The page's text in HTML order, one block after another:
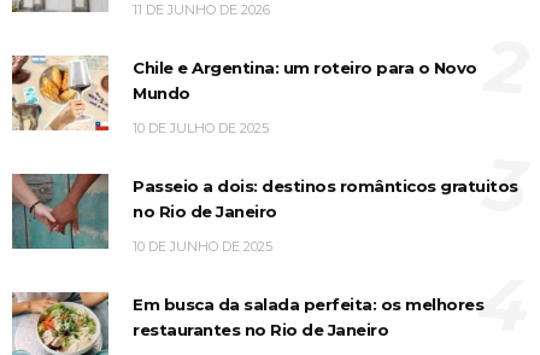
11 DE JUNHO DE 2026
Chile e Argentina: um roteiro para o Novo
Mundo
10 DE JULHO DE 2025
Passeio a dois: destinos românticos gratuitos
no Rio de Janeiro
10 DE JUNHO DE 2025
3
Em busca da salada perfeita: os melhores
restaurantes no Rio de Janeiro
4